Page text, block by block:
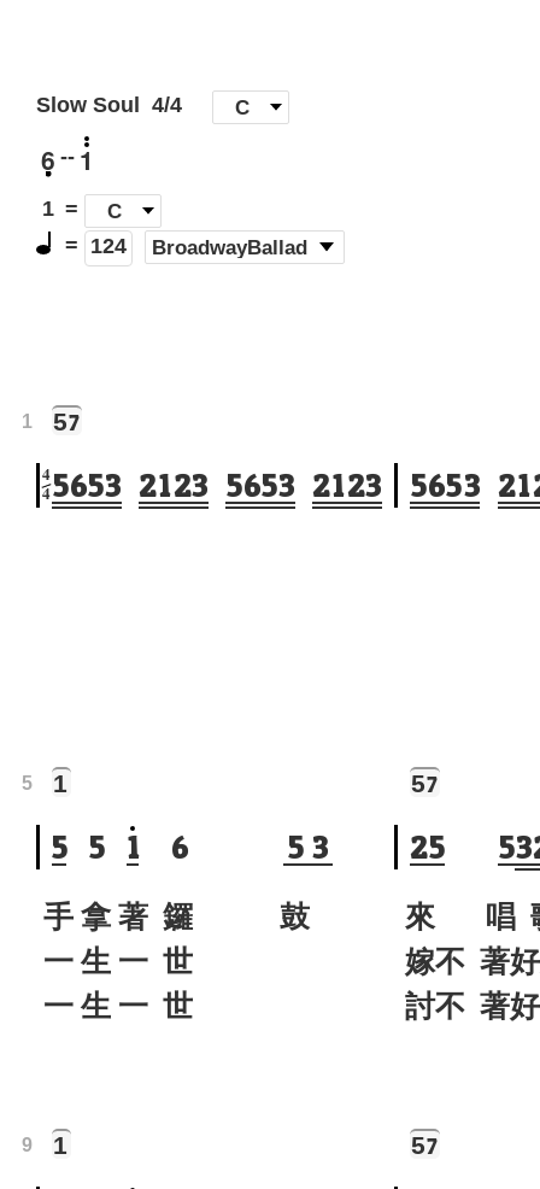
Slow Soul 4/4 C ]
6 -- 1
1 =
C
= 124 (BroadwayBallad)
57
5653 2123 5653 2123
4
4
1
5653 21
1
5 5 1 6 5 3
5
手 拿 著 鑼 鼓
一 生 一 世
一 生 一 世
57
25 53
來 唱
嫁不 著
討不 著
1
9 57